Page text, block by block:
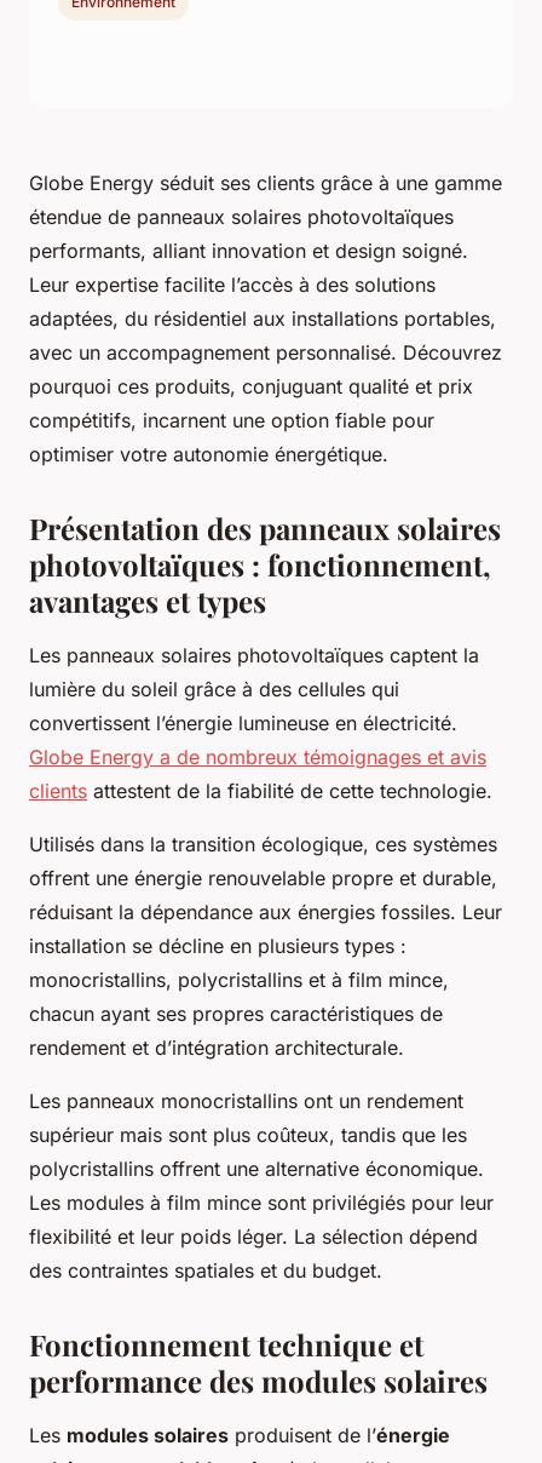
Globe Energy séduit ses clients grâce à une gamme
étendue de panneaux solaires photovoltaïques
performants, alliant innovation et design soigné.
Leur expertise facilite l’accès à des solutions
adaptées, du résidentiel aux installations portables,
avec un accompagnement personnalisé. Découvrez
pourquoi ces produits, conjuguant qualité et prix
compétitifs, incarnent une option fiable pour
optimiser votre autonomie énergétique.
Présentation des panneaux solaires
photovoltaïques : fonctionnement,
avantages et types
Les panneaux solaires photovoltaïques captent la
lumière du soleil grâce à des cellules qui
convertissent l’énergie lumineuse en électricité.
Globe Energy a de nombreux témoignages et avis
clients attestent de la fiabilité de cette technologie.
Utilisés dans la transition écologique, ces systèmes
offrent une énergie renouvelable propre et durable,
réduisant la dépendance aux énergies fossiles. Leur
installation se décline en plusieurs types :
monocristallins, polycristallins et à film mince,
chacun ayant ses propres caractéristiques de
rendement et d’intégration architecturale.
Les panneaux monocristallins ont un rendement
supérieur mais sont plus coûteux, tandis que les
polycristallins offrent une alternative économique.
Les modules à film mince sont privilégiés pour leur
flexibilité et leur poids léger. La sélection dépend
des contraintes spatiales et du budget.
Fonctionnement technique et
performance des modules solaires
Les modules solaires produisent de l’énergie